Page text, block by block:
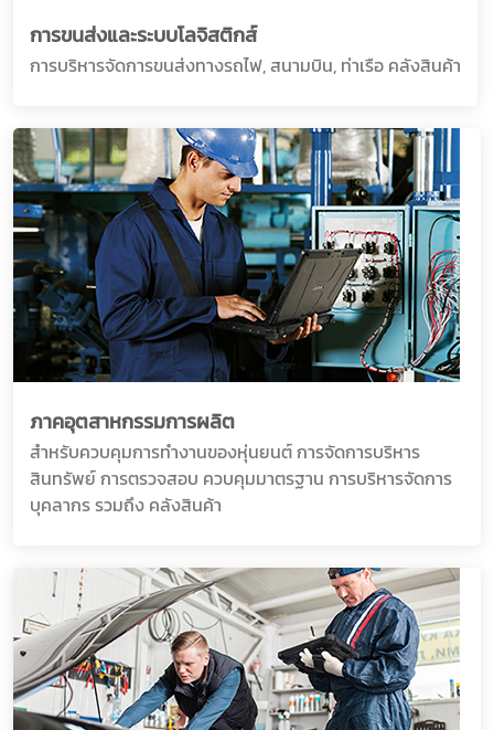
การขนส่งและระบบโลจิสติกส์
การบริหารจัดการขนส่งทางรถไฟ, สนามบิน, ท่าเรือ คลังสินค้า
ภาคอุตสาหกรรมการผลิต
สำหรับควบคุมการทำงานของหุ่นยนต์ การจัดการบริหาร
สินทรัพย์ การตรวจสอบ ควบคุมมาตรฐาน การบริหารจัดการ
บุคลากร รวมถึง คลังสินค้า